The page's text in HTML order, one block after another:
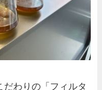
だわりの「フィルタ